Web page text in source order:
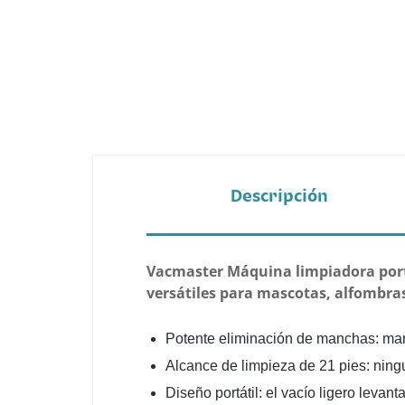
Descripción
Vacmaster Máquina limpiadora
versátiles para mascotas, alfombras
Potente eliminación de manchas:
Alcance de limpieza de 21 pies:
Diseño portátil: el vacío ligero